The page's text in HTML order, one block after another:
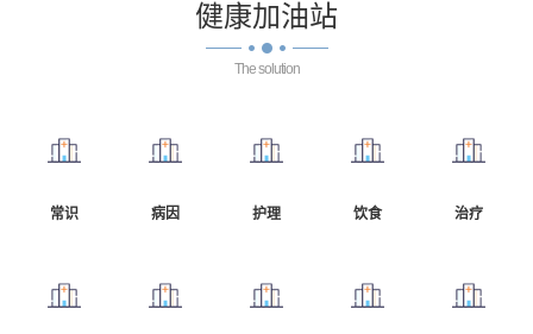
健康加油站
The solution
常识 病因 护理 饮食 治疗